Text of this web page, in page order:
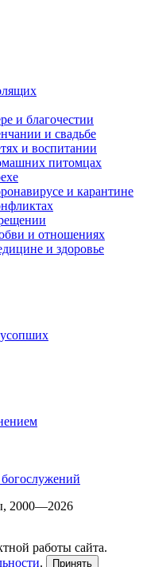
и благочестии
и свадьбе
и воспитании
питомцах
и карантине
и отношениях
и здоровье
2000—2026
работы сайта.
. Принять